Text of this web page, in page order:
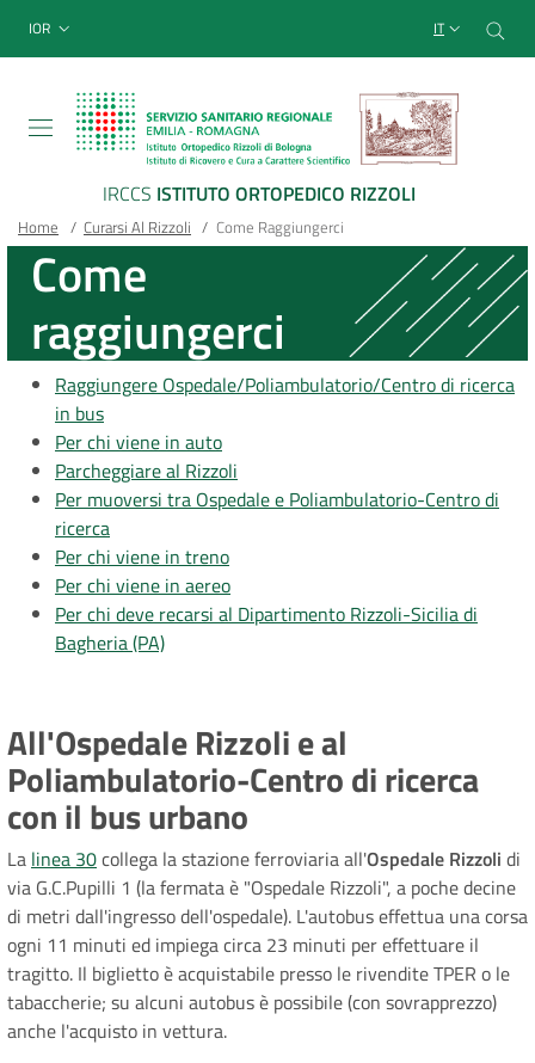
Sito Web Istituto
menu top-bar
IOR IT
IRCCS ISTITUTO ORTOPEDICO RIZZOLI
Main container
Briciole
di
pane
Home / Curarsi Al Rizzoli / Come Raggiungerci
Come
raggiungerci
Raggiungere Ospedale/Poliambulatorio/Centro di ricerca
in bus
Per chi viene in auto
Parcheggiare al Rizzoli
Per muoversi tra Ospedale e Poliambulatorio-Centro di
ricerca
Per chi viene in treno
Per chi viene in aereo
Per chi deve recarsi al Dipartimento Rizzoli-Sicilia di
Bagheria (PA)
All'Ospedale Rizzoli e al
Poliambulatorio-Centro di ricerca
con il bus urbano
La linea 30collega la stazione ferroviaria all'Ospedale Rizzoli di
via G.C.Pupilli 1 (la fermata è "Ospedale Rizzoli", a poche decine
di metri dall'ingresso dell'ospedale). L'autobus effettua una corsa
ogni 11 minuti ed impiega circa 23 minuti per effettuare il
tragitto. Il biglietto è acquistabile presso le rivendite TPER o le
tabaccherie; su alcuni autobus è possibile (con sovrapprezzo)
anche l'acquisto in vettura.